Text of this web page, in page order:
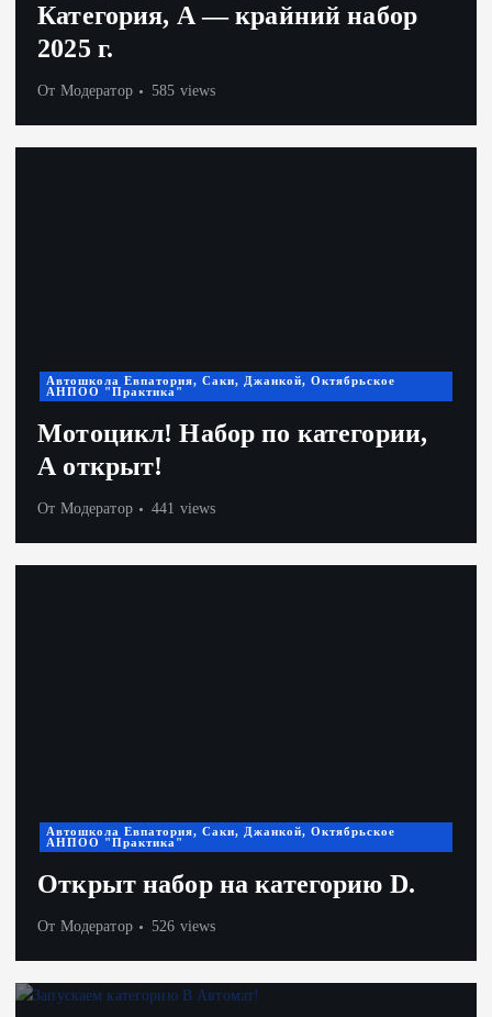
Категория, А — крайний набор
2025 г.
От Модератор 585 views
Автошкола Евпатория, Саки, Джанкой, Октябрьское
АНПОО "Практика"
Мотоцикл! Набор по категории,
А открыт!
От Модератор 441 views
Автошкола Евпатория, Саки, Джанкой, Октябрьское
АНПОО "Практика"
Открыт набор на категорию D.
От Модератор 526 views